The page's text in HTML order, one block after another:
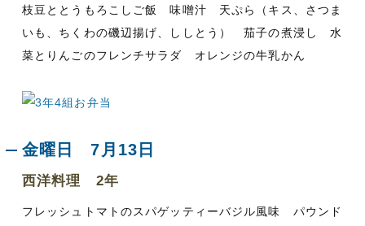
枝豆ととうもろこしご飯 味噌汁 天ぷら（キス、さつま
いも、ちくわの磯辺揚げ、ししとう） 茄子の煮浸し 水
菜とりんごのフレンチサラダ オレンジの牛乳かん
金曜日 7月13日
西洋料理 2年
フレッシュトマトのスパゲッティーバジル風味 パウンド